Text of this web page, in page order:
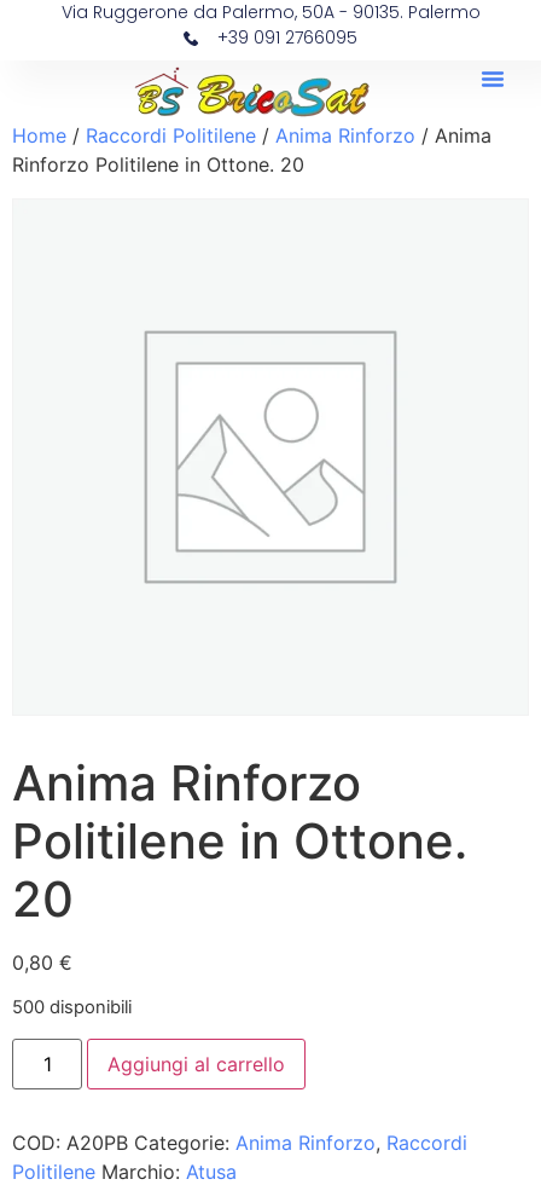
Via Ruggerone da Palermo, 50A - 90135. Palermo
+39 091 2766095
Home / Raccordi Politilene / Anima Rinforzo / Anima
Rinforzo Politilene in Ottone. 20
Anima Rinforzo
Politilene in Ottone.
20
0,80 €
500 disponibili
Aggiungi al carrello
COD: A20PB Categorie: Anima Rinforzo, Raccordi
Politilene Marchio: Atusa